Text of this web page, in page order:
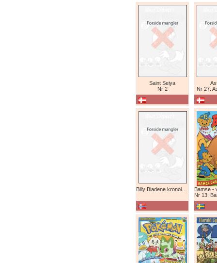
Saint Seiya
Nr 2
Nr 27:
Nr 13: Bamse-